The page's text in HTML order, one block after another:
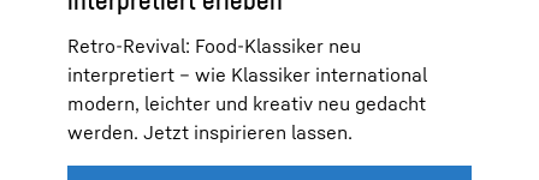
Retro-Revival: Food-Klassiker neu
interpretiert – wie Klassiker international
modern, leichter und kreativ neu gedacht
werden. Jetzt inspirieren lassen.